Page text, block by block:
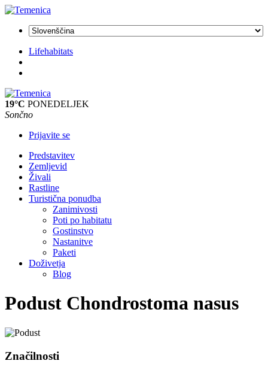
Lifehabitats
19°C PONEDELJEK
Sončno
Prijavite se
Predstavitev
Zemljevid
Živali
Rastline
Turistična ponudba
Zanimivosti
Poti po habitatu
Gostinstvo
Nastanitve
Paketi
Doživetja
Blog
Podust Chondrostoma nasus
Značilnosti